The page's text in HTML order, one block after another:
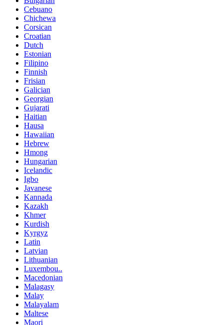
Cebuano
Chichewa
Corsican
Croatian
Dutch
Estonian
Filipino
Finnish
Frisian
Galician
Georgian
Gujarati
Haitian
Hausa
Hawaiian
Hebrew
Hmong
Hungarian
Icelandic
Igbo
Javanese
Kannada
Kazakh
Khmer
Kurdish
Kyrgyz
Latin
Latvian
Lithuanian
Luxembou..
Macedonian
Malagasy
Malay
Malayalam
Maltese
Maori